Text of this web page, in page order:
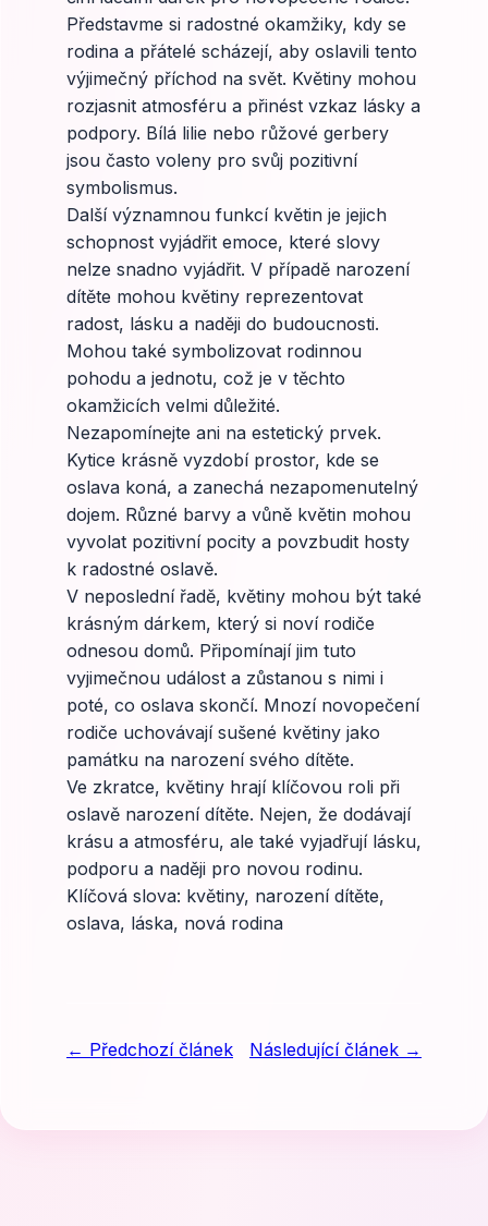
Představme si radostné okamžiky, kdy se
rodina a přátelé scházejí, aby oslavili tento
výjimečný příchod na svět. Květiny mohou
rozjasnit atmosféru a přinést vzkaz lásky a
podpory. Bílá lilie nebo růžové gerbery
jsou často voleny pro svůj pozitivní
symbolismus.
Další významnou funkcí květin je jejich
schopnost vyjádřit emoce, které slovy
nelze snadno vyjádřit. V případě narození
dítěte mohou květiny reprezentovat
radost, lásku a naději do budoucnosti.
Mohou také symbolizovat rodinnou
pohodu a jednotu, což je v těchto
okamžicích velmi důležité.
Nezapomínejte ani na estetický prvek.
Kytice krásně vyzdobí prostor, kde se
oslava koná, a zanechá nezapomenutelný
dojem. Různé barvy a vůně květin mohou
vyvolat pozitivní pocity a povzbudit hosty
k radostné oslavě.
V neposlední řadě, květiny mohou být také
krásným dárkem, který si noví rodiče
odnesou domů. Připomínají jim tuto
vyjimečnou událost a zůstanou s nimi i
poté, co oslava skončí. Mnozí novopečení
rodiče uchovávají sušené květiny jako
památku na narození svého dítěte.
Ve zkratce, květiny hrají klíčovou roli při
oslavě narození dítěte. Nejen, že dodávají
krásu a atmosféru, ale také vyjadřují lásku,
podporu a naději pro novou rodinu.
Klíčová slova: květiny, narození dítěte,
oslava, láska, nová rodina
← Předchozí článek Následující článek →